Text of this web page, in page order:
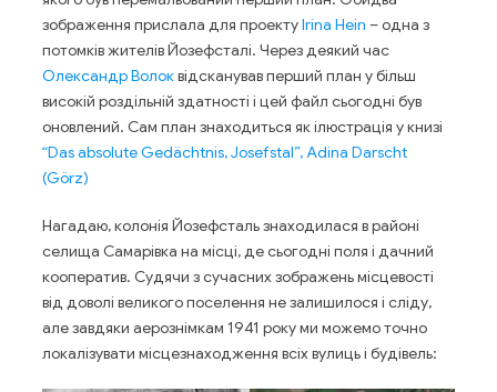
зображення прислала для проектуIrina Hein – одна з
потомків жителів Йозефсталі. Через деякий час
Олександр Волоквідсканував перший план у більш
високій роздільній здатності і цей файл сьогодні був
оновлений. Сам план знаходиться як ілюстрація у книзі
“Das absolute Gedächtnis, Josefstal”, Adina Darscht
(Görz)
Нагадаю, колонія Йозефсталь знаходилася в районі
селища Самарівка на місці, де сьогодні поля і дачний
кооператив. Судячи з сучасних зображень місцевості
від доволі великого поселення не залишилося і сліду,
але завдяки аерознімкам 1941 року ми можемо точно
локалізувати місцезнаходження всіх вулиць і будівель: